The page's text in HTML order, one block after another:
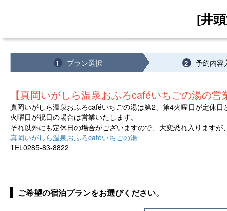
[井
1 プラン選択 2 予約内容
【真岡いがしら温泉おふろcaféいちごの湯の
真岡いがしら温泉おふろcaféいちごの湯は第2、第4火曜日が定休日
火曜日が祝日の場合は営業いたします。
それ以外にも定休日の場合がございますので、大変恐れ入ります
真岡いがしら温泉おふろcaféいちごの湯
TEL0285-83-8822
ご希望の宿泊プランをお選びください。